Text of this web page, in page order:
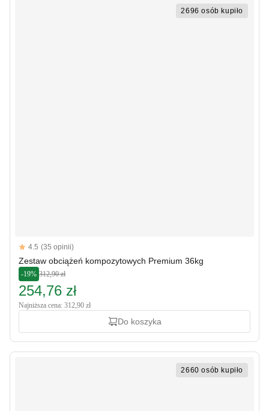
2696 osób kupiło
Reviews
4.5 out of 5 stars
4.5 (35 opinii)
Zestaw obciążeń kompozytowych Premium 36kg
-19% 312,90 zł
254,76 zł
Najniższa cena: 312,90 zł
Do koszyka
2660 osób kupiło